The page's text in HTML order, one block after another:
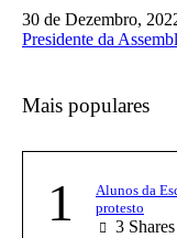
30 de Dezembro,
Presidente da
Mais populares
1
Alunos da
protesto
3 Shares